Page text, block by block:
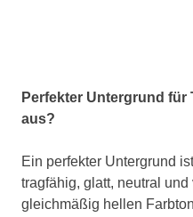
Perfekter Untergrund für
aus?
Ein perfekter Untergrund
tragfähig, glatt, neutral
gleichmäßig hellen